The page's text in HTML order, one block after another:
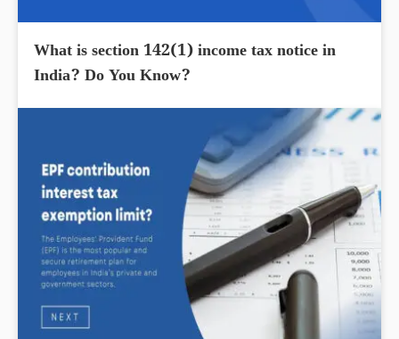
What is section 142(1) income tax notice in
India? Do You Know?